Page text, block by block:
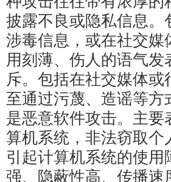
披露不良或隐私信息
涉毒信息，或在社交
用刻薄、伤人的语气
斥。包括在社交媒体
至通过污蔑、造谣等
是恶意软件攻击。主
算机系统，非法窃取
引起计算机系统的使
强、隐蔽性高、传播